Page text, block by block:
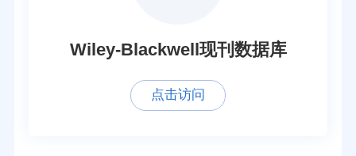
Wiley-Blackwell现刊数据库
点击访问